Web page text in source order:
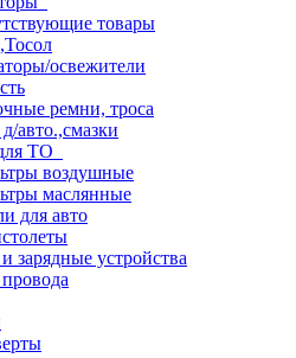
товары
освежители
ремни, троса
авто.,смазки
ТО
воздушные
маслянные
для авто
зарядные устройства